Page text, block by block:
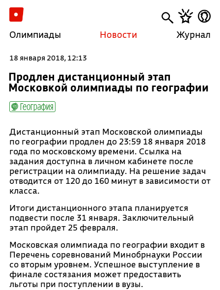
Олимпиады Новости Журнал
18 января 2018, 12:13
Продлен дистанционный этап
Московкой олимпиады по географии
География
Дистанционный этап Московской олимпиады
по географии продлен до 23:59 18 января 2018
года по московскому времени. Ссылка на
задания доступна в личном кабинете после
регистрации на олимпиаду. На решение задач
отводится от 120 до 160 минут в зависимости от
класса.
Итоги дистанционного этапа планируется
подвести после 31 января. Заключительный
этап пройдет 25 февраля.
Московская олимпиада по географии входит в
Перечень соревнований Минобрнауки России
со вторым уровнем. Успешное выступление в
финале состязания может предоставить
льготы при поступлении в вузы.